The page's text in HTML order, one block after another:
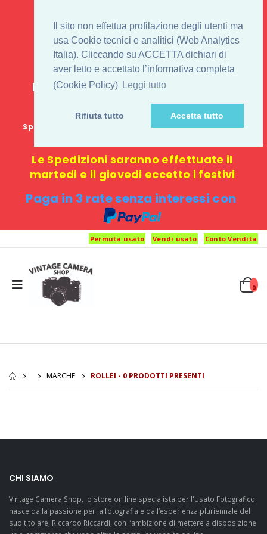
Il sito non effettua profilazione degli utenti ma
usa Cookie tecnici e analitici (Web Analytics
Italia). Cliccando su ACCETTA dichiari di
aver letto e accettato l’informativa completa
(Cookie Policy) Leggi tutto
Rifiuta tutto Accetta tutto
IL 1° STORE ON LINE
PENTAX USATO E
NUOVO
E-commerce 100% online: nessun
negozio fisico o punto di ritiro
Spedizione GRATUITA in Italia con spesa minima di
Le Spedizioni saranno effettuate il
martedi e il giovedi eccetto i festivi
Paga in 3 rate senza interessi con
Permuta usato Vendi usato Conto Vendita
0
MARCHE ROLLEI - 0 PRODOTTI PRESENTI
CHI SIAMO
Vintage Camera Shop, lo store on line specialista per l'Usato Fotografico
nasce dalla passione per la fotografia e dall’esperienza pluriennale del
suo titolare, Riccardo Riccardi, con l’ambizione di mettere a disposizione